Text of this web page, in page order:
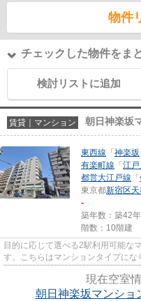
物件
チェックした物件をま
検討リストに追加
賃貸｜マンション 朝日神楽坂
東西線 「神楽坂
有楽町線 「江
都営大江戸線 「
東京都新宿区
-
築年数：築42年
階数：10階建
目的に応じて選べる2駅利用可能な
す。こちらはマンションタイプにな
バッチリです。新宿区エリアに...
現在空室
朝日神楽坂マンショ